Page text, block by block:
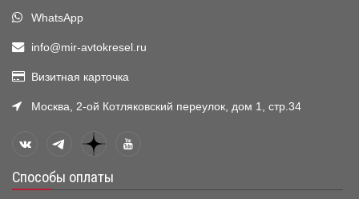
WhatsApp
info@mir-avtokresel.ru
Визитная карточка
Москва, 2-ой Котляковский переулок, дом 1, стр.34
Способы оплаты